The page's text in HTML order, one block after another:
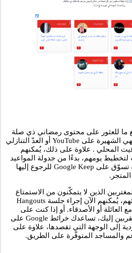
والمساجد المتوفّرة على الطريق.